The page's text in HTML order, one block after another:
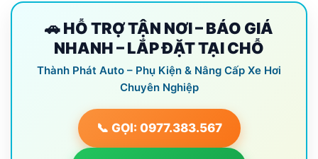
🚗 HỖ TRỢ TẬN NƠI – BÁO GIÁ
NHANH – LẮP ĐẶT TẠI CHỖ
Thành Phát Auto – Phụ Kiện & Nâng Cấp Xe Hơi
Chuyên Nghiệp
📞 GỌI: 0977.383.567